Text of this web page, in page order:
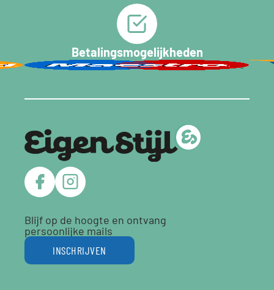
Betalingsmogelijkheden
Blijf op de hoogte en ontvang
persoonlijke mails
INSCHRIJVEN